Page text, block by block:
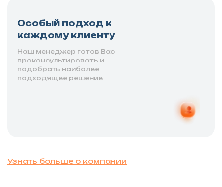
Особый подход к
каждому клиенту
Наш менеджер готов Вас
проконсультировать и
подобрать наиболее
подходящее решение
Узнать больше о компании